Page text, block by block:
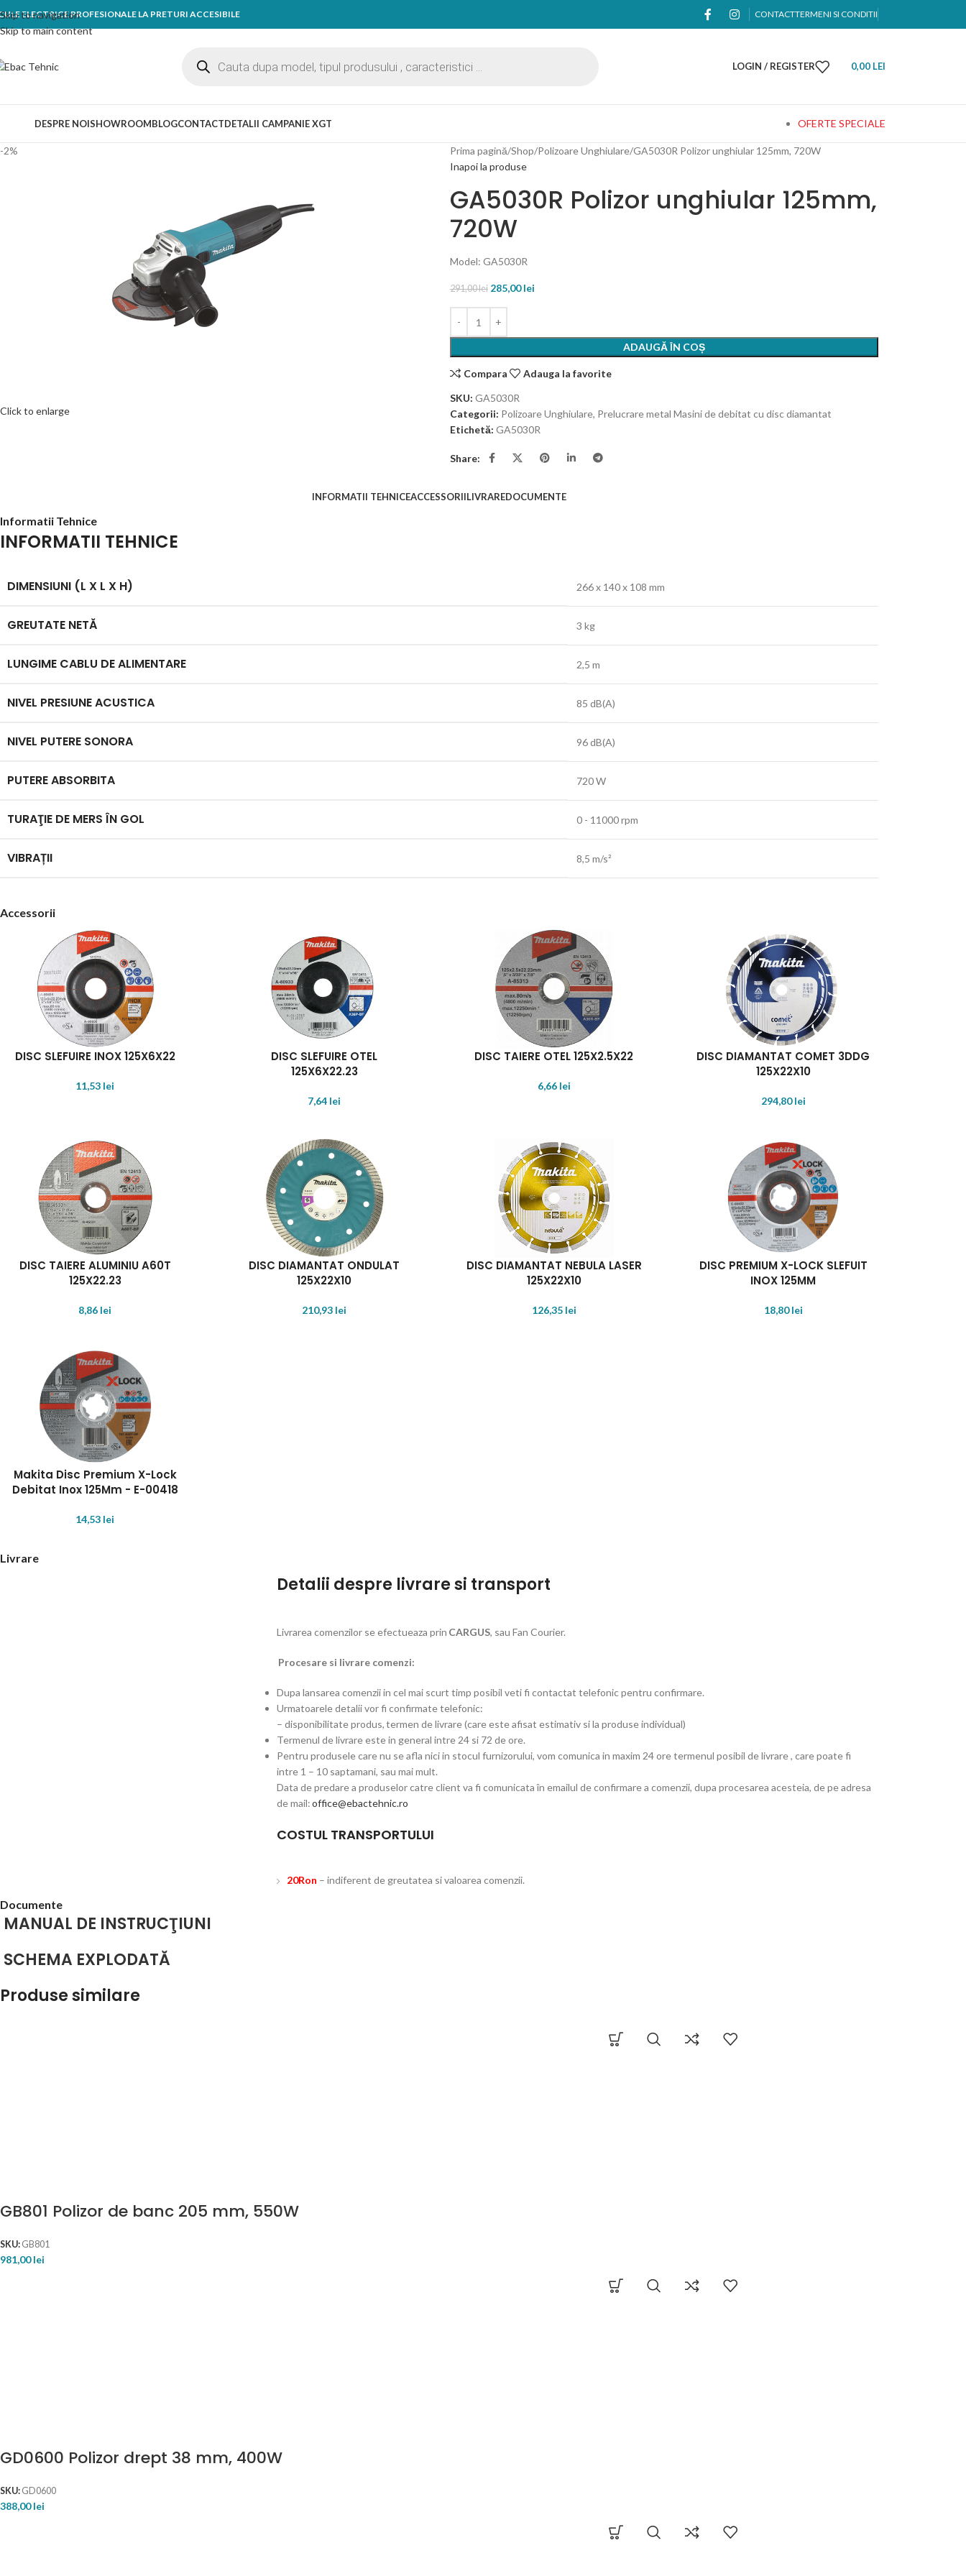
Skip to navigation
Skip to main content
ELECTRICE PROFESIONALE LA PRETURI ACCESIBILE CONTACTTERMENI SI CONDITII
LOGIN / REGISTER 0,00 LEI
DESPRE NOISHOWROOMBLOGCONTACTDETALII CAMPANIE XGT OFERTE SPECIALE
-2%
Click to enlarge
Prima pagină Shop Polizoare Unghiulare GA5030R Polizor unghiular 125mm, 720W
Inapoi la produse
GA5030R Polizor unghiular 125mm,
720W
Model: GA5030R
291,00lei 285,00lei
ADAUGĂ ÎN COȘ
Compara
Adauga la favorite
SKU: GA5030R
Categorii: Polizoare Unghiulare, Prelucrare metal Masini de debitat cu disc diamantat
Etichetă: GA5030R
Share:
INFORMATII TEHNICEACCESSORIILIVRAREDOCUMENTE
Informatii Tehnice
INFORMATII TEHNICE
DIMENSIUNI (L X L X H) 266 x 140 x 108 mm
GREUTATE NETĂ 3 kg
LUNGIME CABLU DE ALIMENTARE 2,5 m
NIVEL PRESIUNE ACUSTICA 85 dB(A)
NIVEL PUTERE SONORA 96 dB(A)
PUTERE ABSORBITA 720 W
TURAŢIE DE MERS ÎN GOL 0 - 11000 rpm
VIBRAȚII 8,5 m/s²
Accessorii
DISC SLEFUIRE INOX 125X6X22
11,53 lei
DISC SLEFUIRE OTEL
125X6X22.23
7,64 lei
DISC TAIERE OTEL 125X2.5X22
6,66 lei
DISC DIAMANTAT COMET 3DDG
125X22X10
294,80lei
DISC TAIERE ALUMINIU A60T
125X22.23
8,86 lei
DISC DIAMANTAT ONDULAT
125X22X10
210,93 lei
DISC DIAMANTAT NEBULA LASER
125X22X10
126,35 lei
DISC PREMIUM X-LOCK SLEFUIT
INOX 125MM
18,80lei
Makita Disc Premium X-Lock
Debitat Inox 125Mm - E-00418
14,53 lei
Livrare
Detalii despre livrare si transport
Livrarea comenzilor se efectueaza prin CARGUS, sau Fan Courier.
Procesare si livrare comenzi:
Dupa lansarea comenzii in cel mai scurt timp posibil veti fi contactat telefonic pentru confirmare.
Urmatoarele detalii vor fi confirmate telefonic:
– disponibilitate produs, termen de livrare (care este afisat estimativ si la produse individual)
Termenul de livrare este in general intre 24 si 72 de ore.
Pentru produsele care nu se afla nici in stocul furnizorului, vom comunica in maxim 24 ore termenul posibil de livrare , care poate fi
intre 1 – 10 saptamani, sau mai mult.
Data de predare a produselor catre client va fi comunicata în emailul de confirmare a comenzii, dupa procesarea acesteia, de pe adresa
de mail:office@ebactehnic.ro
COSTUL TRANSPORTULUI
20Ron – indiferent de greutatea si valoarea comenzii.
Documente
MANUAL DE INSTRUCŢIUNI
SCHEMA EXPLODATĂ
Produse similare
GB801 Polizor de banc 205 mm, 550W
SKU: GB801
981,00lei
GD0600 Polizor drept 38 mm, 400W
SKU: GD0600
388,00lei